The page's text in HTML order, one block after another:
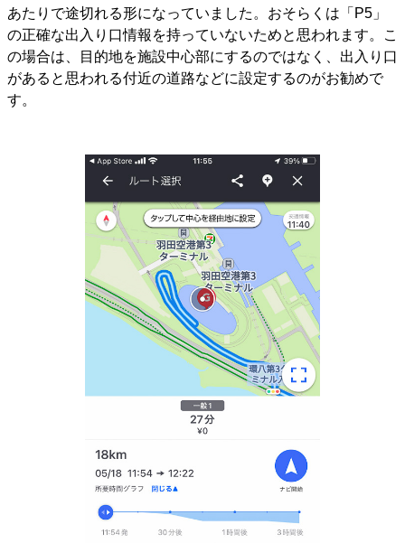
あたりで途切れる形になっていました。おそらくは「P5」
の正確な出入り口情報を持っていないためと思われます。こ
の場合は、目的地を施設中心部にするのではなく、出入り口
があると思われる付近の道路などに設定するのがお勧めで
す。